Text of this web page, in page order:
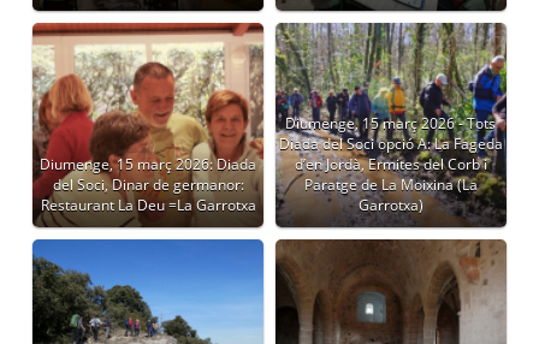
Diumenge, 15 març 2026: Diada
del Soci, Dinar de germanor:
Restaurant La Deu =La Garrotxa
Diumenge, 15 març 2026 - Tots
Diada del Soci opció A: La Fageda
d’en Jordà, Ermites del Corb i
Paratge de La Moixina (La
Garrotxa)